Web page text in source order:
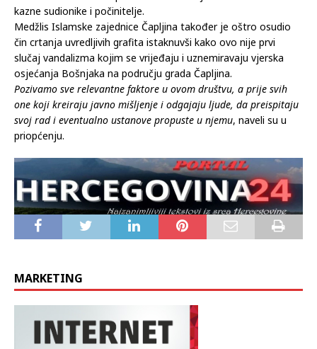
kazne sudionike i počinitelje.
Medžlis Islamske zajednice Čapljina također je oštro osudio
čin crtanja uvredljivih grafita istaknuvši kako ovo nije prvi
slučaj vandalizma kojim se vrijeđaju i uznemiravaju vjerska
osjećanja Bošnjaka na području grada Čapljina.
Pozivamo sve relevantne faktore u ovom društvu, a prije svih
one koji kreiraju javno mišljenje i odgajaju ljude, da preispitaju
svoj rad i eventualno ustanove propuste u njemu, naveli su u
priopćenju.
MARKETING